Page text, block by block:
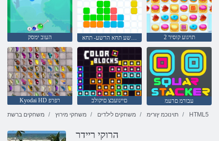
העוב ימסק הרשע תחא הרשע- תחא 2 תויגוע קוסיר
Kyodai HD רפרפ םיינועבצ םיקולב
עבורמ םרעמ
משחקים ברשת
משחקי מירוץ משחקים לילדים תוינוכמ ץורימ HTML5
הרוקי ריידר